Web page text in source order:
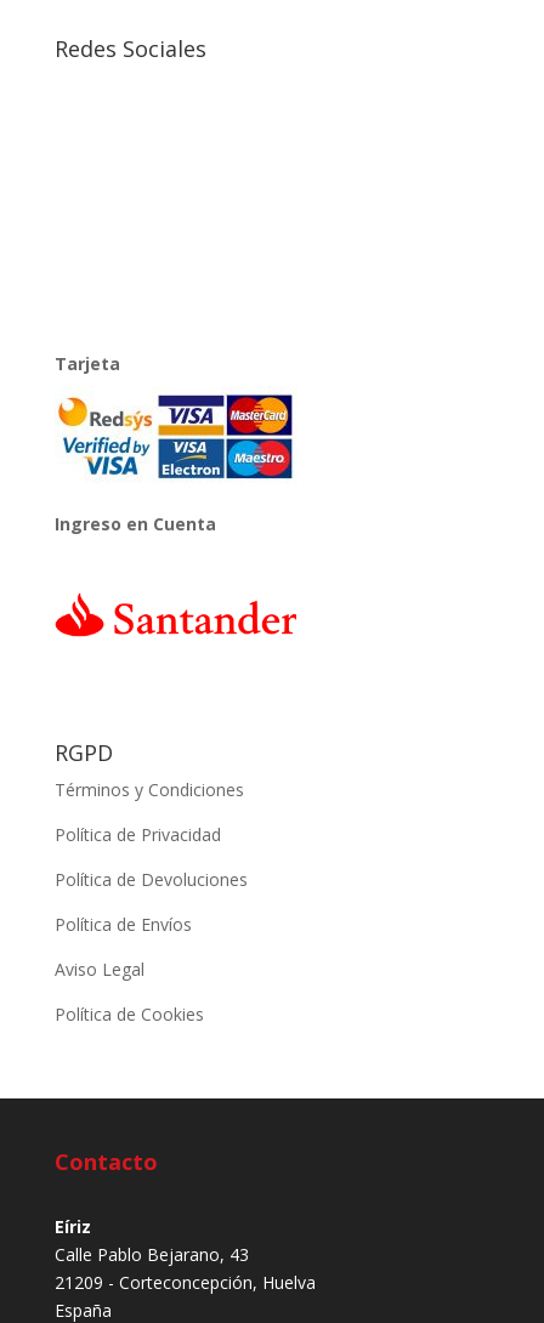
Redes Sociales
Tarjeta
Ingreso en Cuenta
RGPD
Términos y Condiciones
Política de Privacidad
Política de Devoluciones
Política de Envíos
Aviso Legal
Política de Cookies
Contacto
Eíriz
Calle Pablo Bejarano, 43
21209 - Corteconcepción, Huelva
España